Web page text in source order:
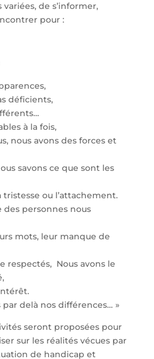
de s’informer,
pour :
déficients,
à la fois,
nous avons des forces et
savons ce que sont les
tristesse ou l’attachement.
des personnes nous
mots, leur manque de
respectés, Nous avons le
delà nos différences… »
seront proposées pour
sur les réalités vécues par
de handicap et